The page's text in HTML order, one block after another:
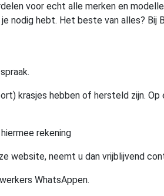
voor echt alle merken en
nodig hebt. Het beste van alles?
krasjes hebben of hersteld zijn.
rekening
website, neemt u dan vrijblijvend
WhatsAppen.